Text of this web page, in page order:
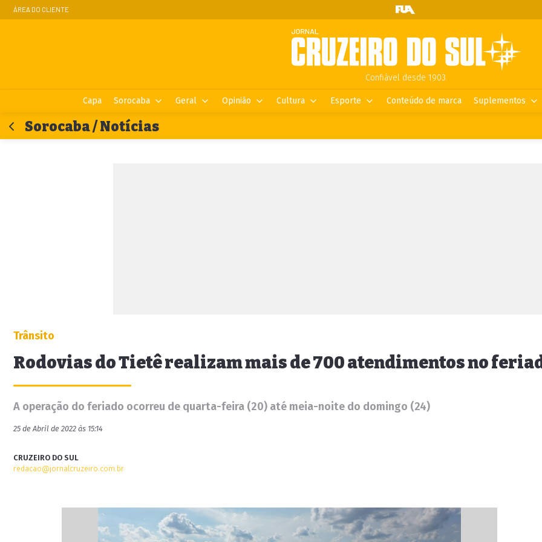
ÁREA DO CLIENTE
Confiável desde 1903.
Capa Sorocaba Geral Opinião Cultura Esporte Conteúdo de marca Suplementos
Sorocaba / Notícias
Trânsito
Rodovias do Tietê realizam mais de 700 atendimentos no
A operação do feriado ocorreu de quarta-feira (20) até meia-noite do domingo (24)
25 de Abril de 2022 às 15:14
CRUZEIRO DO SUL
redacao@jornalcruzeiro.com.br